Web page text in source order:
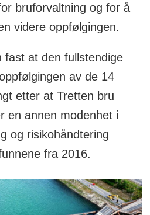
bruforvaltning og for å
videre oppfølgingen.
fast at den fullstendige
av de 14
etter at Tretten bru
en annen modenhet i
og risikohåndtering
fra 2016.